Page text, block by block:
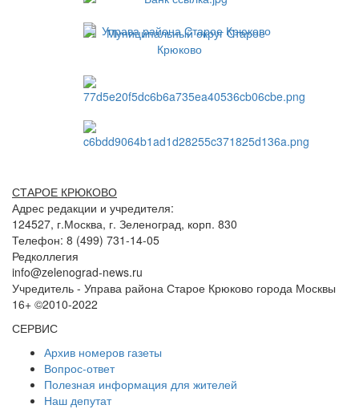
СТАРОЕ КРЮКОВО
Адрес редакции и учредителя:
124527, г.Москва, г. Зеленоград, корп. 830
Телефон: 8 (499) 731-14-05
Редколлегия
info@zelenograd-news.ru
Учредитель - Управа района Старое Крюково города Москвы
16+ ©2010-2022
СЕРВИС
Архив номеров газеты
Вопрос-ответ
Полезная информация для жителей
Наш депутат